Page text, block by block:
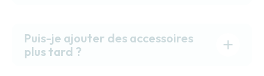
Puis-je ajouter des accessoires
plus tard ?